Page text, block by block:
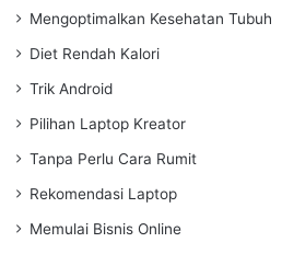
Mengoptimalkan Kesehatan Tubuh
Diet Rendah Kalori
Trik Android
Pilihan Laptop Kreator
Tanpa Perlu Cara Rumit
Rekomendasi Laptop
Memulai Bisnis Online